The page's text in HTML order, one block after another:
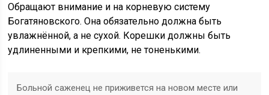
Обращают внимание и на корневую систему
Богатяновского. Она обязательно должна быть
увлажнённой, а не сухой. Корешки должны быть
удлиненными и крепкими, не тоненькими.
Больной саженец не приживется на новом месте или